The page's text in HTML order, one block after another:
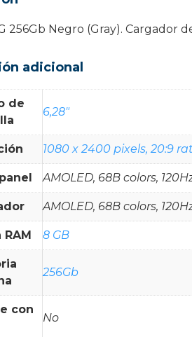
256Gb Negro (Gray). Cargador
adicional
de
6,28"
1080 x 2400 pixels, 20:9
AMOLED, 68B colors,
AMOLED, 68B colors,
8 GB
256Gb
con
No